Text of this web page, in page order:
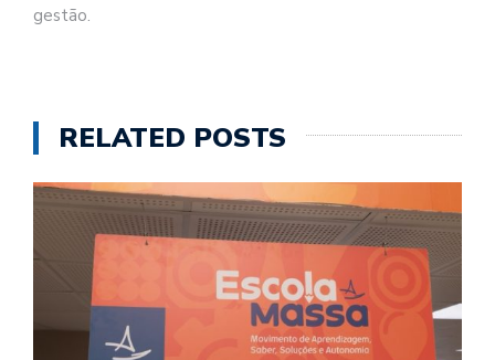
gestão.
RELATED POSTS